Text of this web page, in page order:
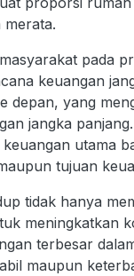
pada
keuangan
depan, yang
jangka
utama
tujuan
tidak hanya
meningkatkan
terbesar
maupun